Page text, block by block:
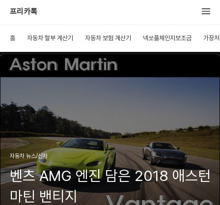
프리카톡
홈 자동차 할부 계산기 자동차 보험 계산기 넥쏘풀체인지보조금 가장
자동차 뉴스/신차
벤츠 AMG 엔진 담은 2018 애스턴
마틴 밴티지